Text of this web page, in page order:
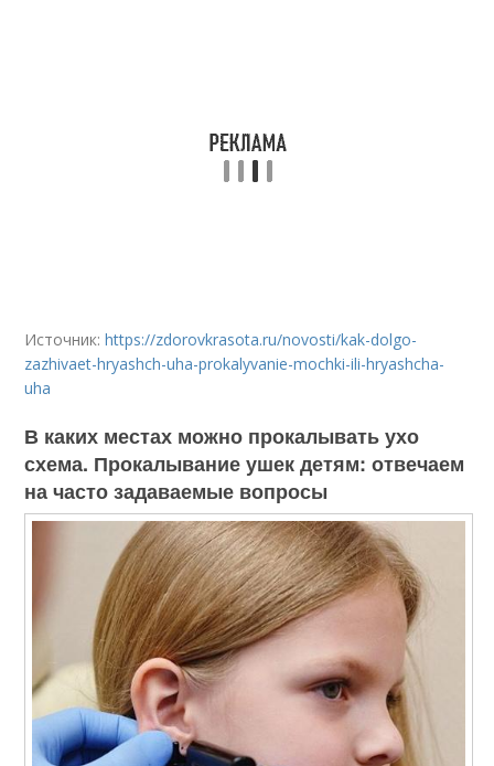
Источник:https://zdorovkrasota.ru/novosti/kak-dolgo-
zazhivaet-hryashch-uha-prokalyvanie-mochki-ili-hryashcha-
uha
В каких местах можно прокалывать ухо
схема. Прокалывание ушек детям: отвечаем
на часто задаваемые вопросы